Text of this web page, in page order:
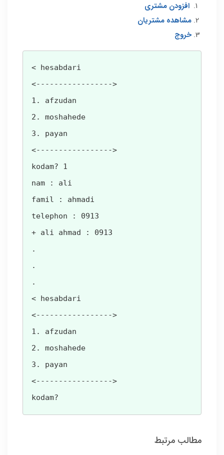
افزودن مشتری
مشاهده مشتریان
خروج
< hesabdari
<----------------->
1. afzudan
2. moshahede
3. payan
<----------------->
kodam? 1
nam : ali
famil : ahmadi
telephon : 0913
+ ali ahmad : 0913
.
.
.
< hesabdari
<----------------->
1. afzudan
2. moshahede
3. payan
<----------------->
kodam?
مطالب مرتبط